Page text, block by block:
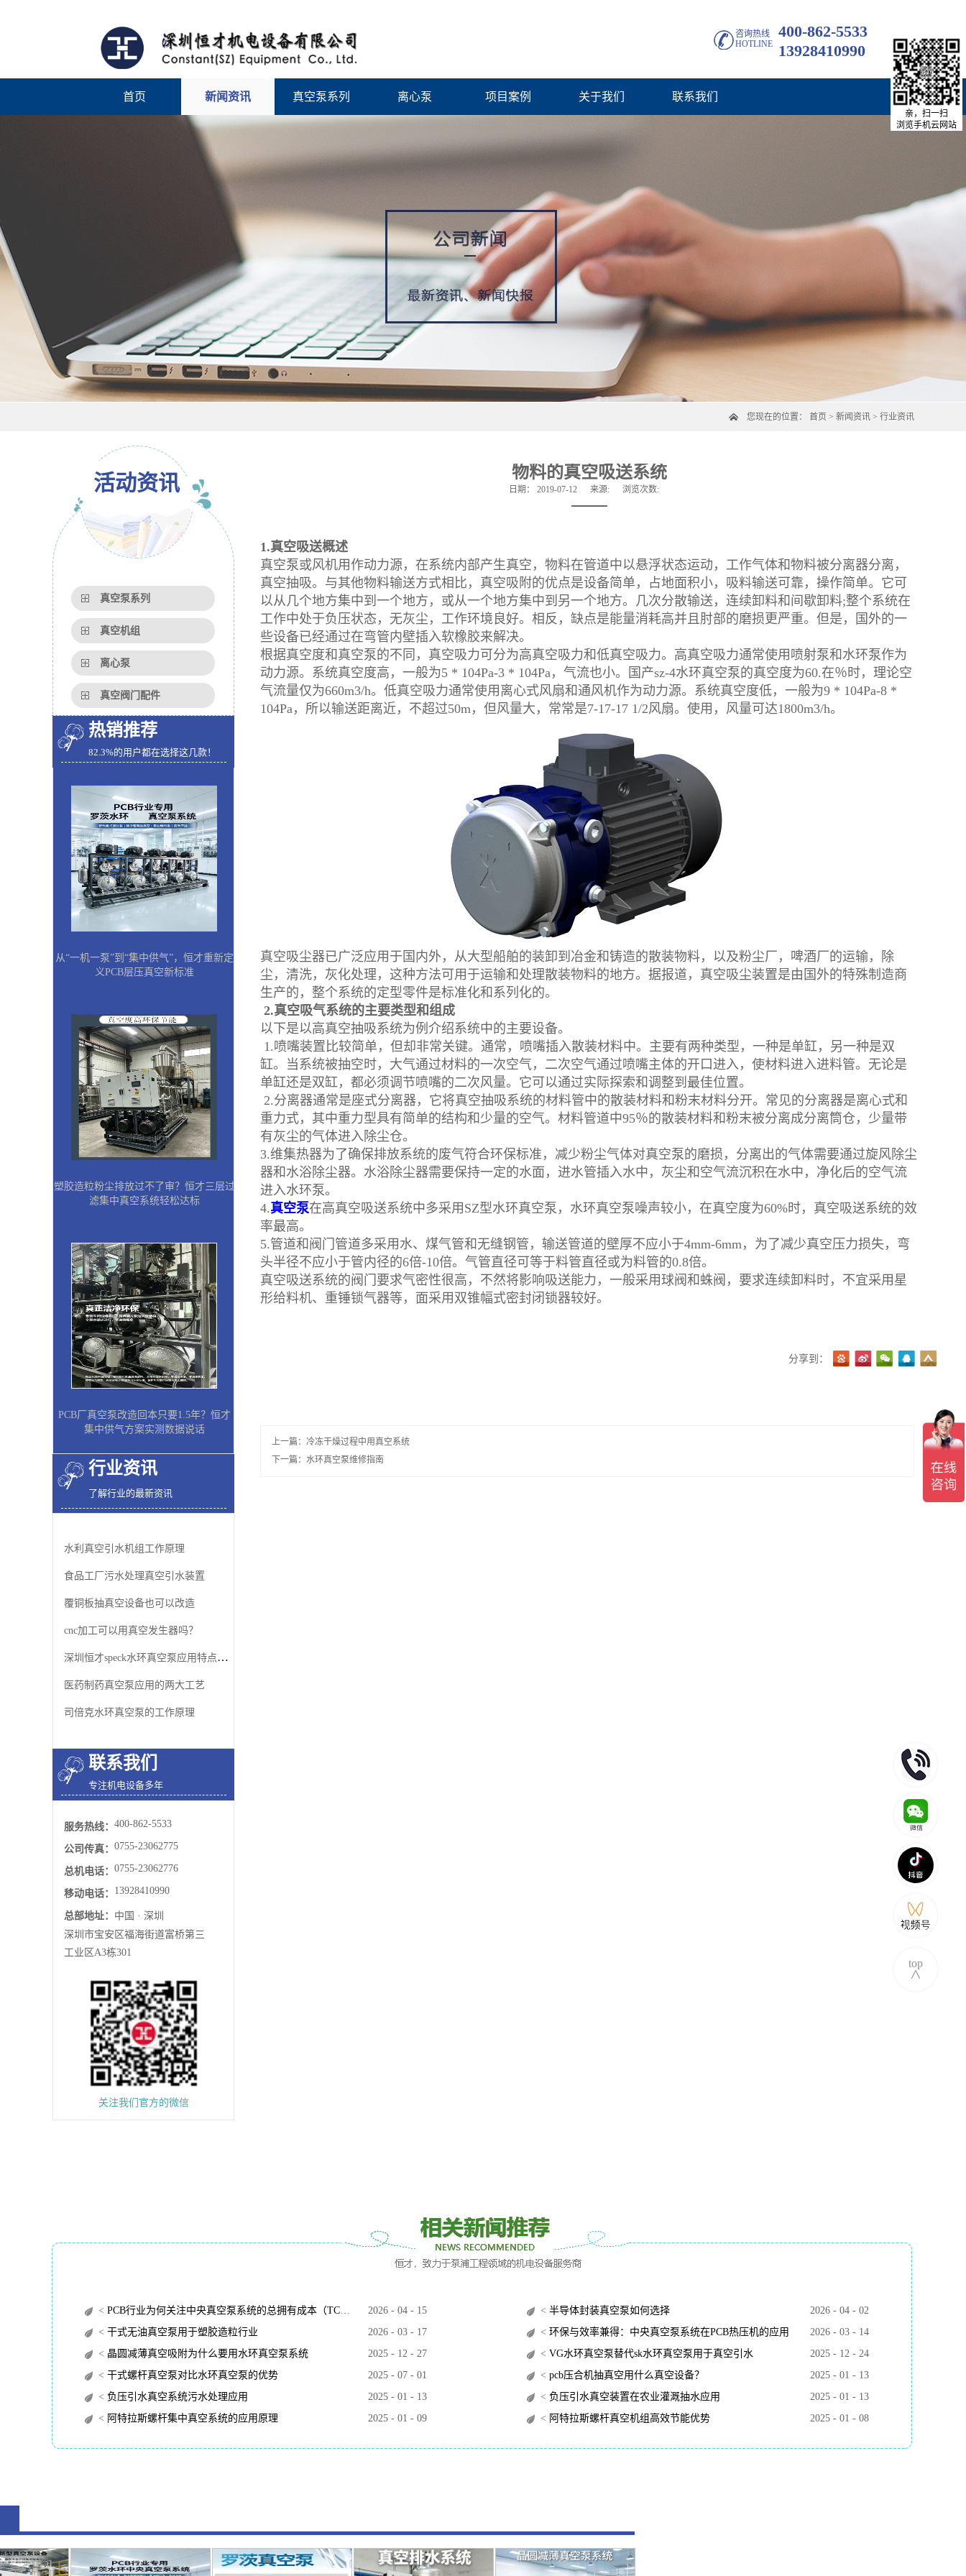
咨询热线
HOTLINE
400-862-5533
13928410990
首页 新闻资讯 真空泵系列 离心泵 项目案例 关于我们 联系我们
您现在的位置： 首页 > 新闻资讯 > 行业资讯
活动资讯
真空泵系列
真空机组
离心泵
真空阀门配件
热销推荐
82.3%的用户都在选择这几款！
从“一机一泵”到“集中供气”，恒才重新定
义PCB层压真空新标准
塑胶造粒粉尘排放过不了审？恒才三层过
滤集中真空系统轻松达标
PCB厂真空泵改造回本只要1.5年？恒才
集中供气方案实测数据说话
行业资讯
了解行业的最新资讯
水利真空引水机组工作原理
食品工厂污水处理真空引水装置
覆铜板抽真空设备也可以改造
cnc加工可以用真空发生器吗？
深圳恒才speck水环真空泵应用特点是什么
医药制药真空泵应用的两大工艺
司倍克水环真空泵的工作原理
联系我们
专注机电设备多年
服务热线： 400-862-5533
公司传真： 0755-23062775
总机电话： 0755-23062776
移动电话： 13928410990
总部地址： 中国 · 深圳
深圳市宝安区福海街道富桥第三
工业区A3栋301
关注我们官方的微信
物料的真空吸送系统
日期： 2019-07-12 来源: 浏览次数:
1.真空吸送概述
真空泵或风机用作动力源，在系统内部产生真空，物料在管道中以悬浮状态运动，工作气体和物料被分离器分离，
真空抽吸。与其他物料输送方式相比，真空吸附的优点是设备简单，占地面积小，吸料输送可靠，操作简单。它可
以从几个地方集中到一个地方，或从一个地方集中到另一个地方。几次分散输送，连续卸料和间歇卸料;整个系统在
工作中处于负压状态，无灰尘，工作环境良好。相反，缺点是能量消耗高并且肘部的磨损更严重。但是，国外的一
些设备已经通过在弯管内壁插入软橡胶来解决。
根据真空度和真空泵的不同，真空吸力可分为高真空吸力和低真空吸力。高真空吸力通常使用喷射泵和水环泵作为
动力源。系统真空度高，一般为5 * 104Pa-3 * 104Pa，气流也小。国产sz-4水环真空泵的真空度为60.在％时，理论空
气流量仅为660m3/h。低真空吸力通常使用离心式风扇和通风机作为动力源。系统真空度低，一般为9 * 104Pa-8 *
104Pa，所以输送距离近，不超过50m，但风量大，常常是7-17-17 1/2风扇。使用，风量可达1800m3/h。
真空吸尘器已广泛应用于国内外，从大型船舶的装卸到冶金和铸造的散装物料，以及粉尘厂，啤酒厂的运输，除
尘，清洗，灰化处理，这种方法可用于运输和处理散装物料的地方。据报道，真空吸尘装置是由国外的特殊制造商
生产的，整个系统的定型零件是标准化和系列化的。
2.真空吸气系统的主要类型和组成
以下是以高真空抽吸系统为例介绍系统中的主要设备。
1.喷嘴装置比较简单，但却非常关键。通常，喷嘴插入散装材料中。主要有两种类型，一种是单缸，另一种是双
缸。当系统被抽空时，大气通过材料的一次空气，二次空气通过喷嘴主体的开口进入，使材料进入进料管。无论是
单缸还是双缸，都必须调节喷嘴的二次风量。它可以通过实际探索和调整到最佳位置。
2.分离器通常是座式分离器，它将真空抽吸系统的材料管中的散装材料和粉末材料分开。常见的分离器是离心式和
重力式，其中重力型具有简单的结构和少量的空气。材料管道中95％的散装材料和粉末被分离成分离筒仓，少量带
有灰尘的气体进入除尘仓。
3.维集热器为了确保排放系统的废气符合环保标准，减少粉尘气体对真空泵的磨损，分离出的气体需要通过旋风除尘
器和水浴除尘器。水浴除尘器需要保持一定的水面，进水管插入水中，灰尘和空气流沉积在水中，净化后的空气流
进入水环泵。
4.真空泵在高真空吸送系统中多采用SZ型水环真空泵，水环真空泵噪声较小，在真空度为60%时，真空吸送系统的效
率最高。
5.管道和阀门管道多采用水、煤气管和无缝钢管，输送管道的壁厚不应小于4mm-6mm，为了减少真空压力损失，弯
头半径不应小于管内径的6倍-10倍。气管直径可等于料管直径或为料管的0.8倍。
真空吸送系统的阀门要求气密性很高，不然将影响吸送能力，一般采用球阀和蛛阀，要求连续卸料时，不宜采用星
形给料机、重锤锁气器等，面采用双锥幅式密封闭锁器较好。
上一篇： 冷冻干燥过程中用真空系统
下一篇： 水环真空泵维修指南
< PCB行业为何关注中央真空泵系统的总拥有成本（TCO）？ 2026 - 04 - 15 < 半导体封装真空泵如何选择 2026 - 04 - 02
< 干式无油真空泵用于塑胶造粒行业 2026 - 03 - 17 < 环保与效率兼得：中央真空泵系统在PCB热压机的应用 2026 - 03 - 14
< 晶圆减薄真空吸附为什么要用水环真空泵系统 2025 - 12 - 27 < VG水环真空泵替代sk水环真空泵用于真空引水 2025 - 12 - 24
< 干式螺杆真空泵对比水环真空泵的优势 2025 - 07 - 01 < pcb压合机抽真空用什么真空设备？ 2025 - 01 - 13
< 负压引水真空系统污水处理应用 2025 - 01 - 13 < 负压引水真空装置在农业灌溉抽水应用 2025 - 01 - 13
< 阿特拉斯螺杆集中真空系统的应用原理 2025 - 01 - 09 < 阿特拉斯螺杆真空机组高效节能优势 2025 - 01 - 08
top
∧
亲，扫一扫
浏览手机云网站